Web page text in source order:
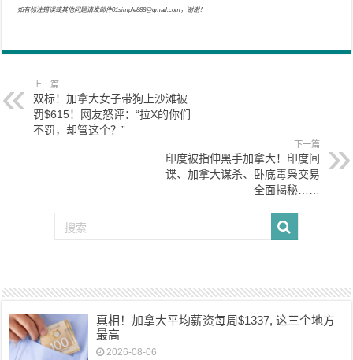
如有标注错误或其他问题请发邮件01simple888@gmail.com，谢谢！
上一篇
双标！加拿大女子带狗上沙滩被
罚$615！网友怒评：“拉X的你们
不罚，却管这个？”
下一篇
印度被指伸黑手加拿大！印度间
谍、加拿大谋杀、卧底毒枭交易
全面揭秘……
真相！加拿大平均薪资每周$1337, 这三个地方
最高
2026-08-06